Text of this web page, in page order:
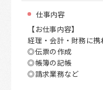
仕事内容
【お仕事内容】
経理・会計・財務に
◎伝票の作成
◎帳簿の記帳
◎請求業務など